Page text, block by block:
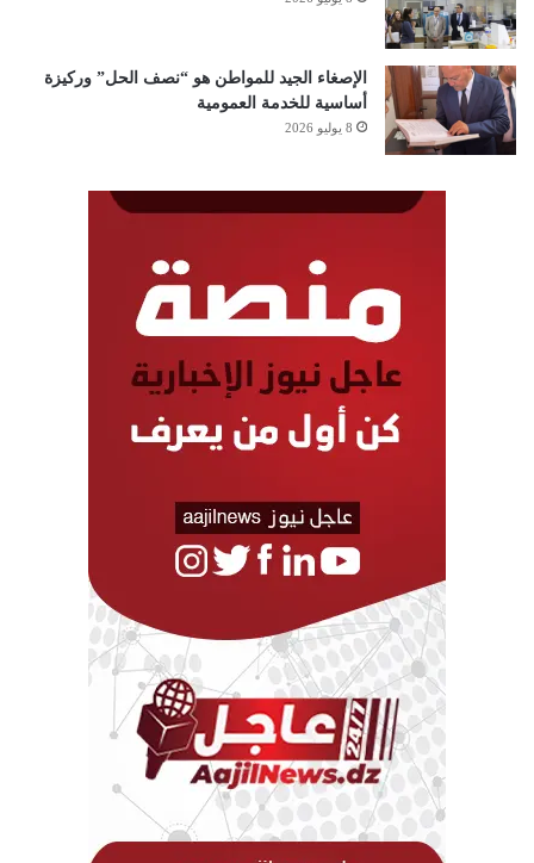
الإصغاء الجيد للمواطن هو “نصف الحل” وركيزة
أساسية للخدمة العمومية
8 يوليو 2026